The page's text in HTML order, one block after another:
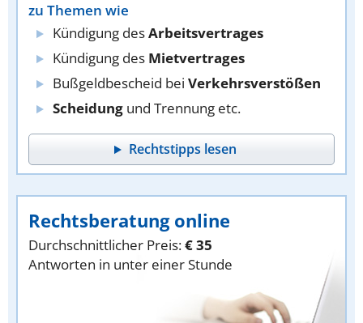
zu Themen wie
Kündigung desArbeitsvertrages
Kündigung des Mietvertrages
Bußgeldbescheid bei Verkehrsverstößen
Scheidung und Trennung etc.
Rechtstipps lesen
Rechtsberatung online
Durchschnittlicher Preis:€ 35
Antworten in unter einer Stunde